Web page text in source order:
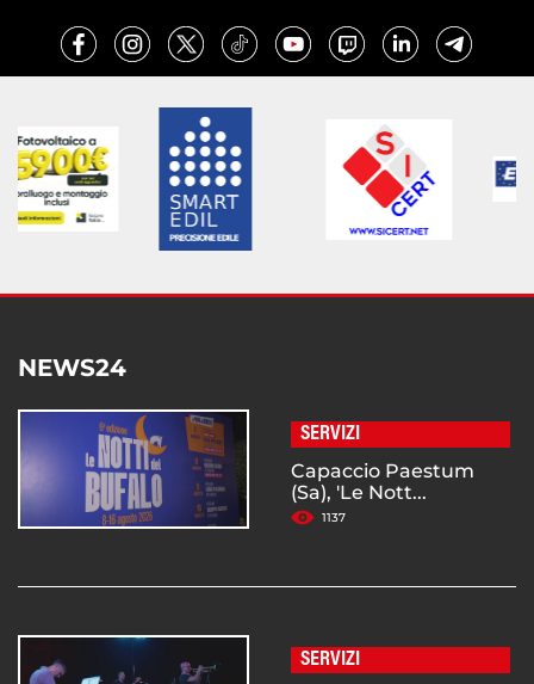
NEWS24
SERVIZI
Capaccio Paestum
(Sa), 'Le Nott...
1137
SERVIZI